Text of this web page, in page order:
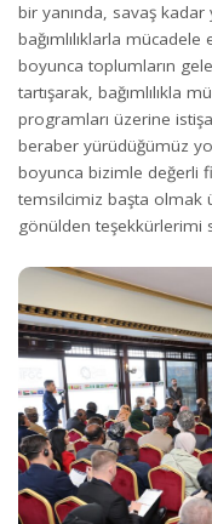
bir yanında, savaş kadar
bağımlılıklarla
boyunca toplumların
tartışarak, bağımlılıkla
programları üzerine
beraber yürüdüğümüz
boyunca bizimle değerli
temsilcimiz başta olmak
gönülden teşekkürlerimi